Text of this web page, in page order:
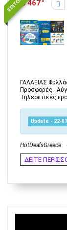
467
ΓΑΛΑΞΙΑΣ
Προσφορές -
Τηλεοπτικές
Update - 22-
HotDealsGreece
ΔΕΙΤΕ